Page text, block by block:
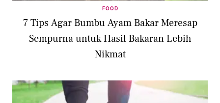
FOOD
7 Tips Agar Bumbu Ayam Bakar Meresap
Sempurna untuk Hasil Bakaran Lebih
Nikmat